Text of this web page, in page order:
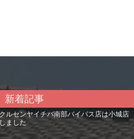
新着記事
ルセンヤイチバ南部バイパス店は小城店
ました